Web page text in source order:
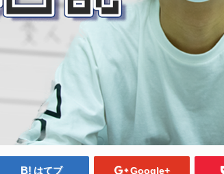
はてブ Google+